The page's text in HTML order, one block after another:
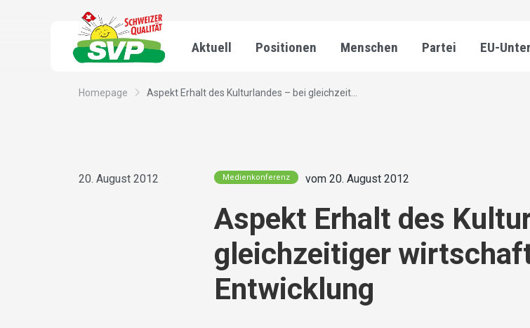
Aktuell Positionen Menschen Partei EU-
Homepage Aspekt Erhalt des Kulturlandes – bei gleichzeit...
20. August 2012 Medienkonferenz vom 20. August 2012
Aspekt Erhalt des
gleichzeitiger
Entwicklung